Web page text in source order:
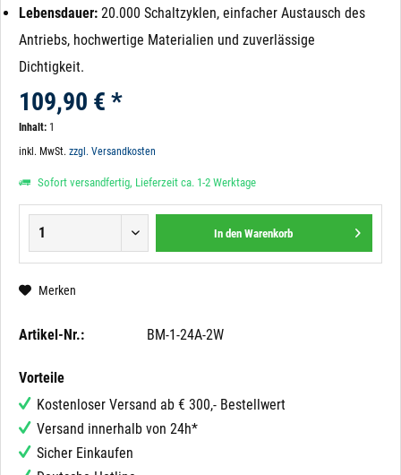
Lebensdauer: 20.000 Schaltzyklen, einfacher Austausch des
Antriebs, hochwertige Materialien und zuverlässige
Dichtigkeit.
109,90 € *
Inhalt: 1
inkl. MwSt. zzgl. Versandkosten
Sofort versandfertig, Lieferzeit ca. 1-2 Werktage
In den Warenkorb
Merken
Artikel-Nr.: BM-1-24A-2W
Vorteile
Kostenloser Versand ab € 300,- Bestellwert
Versand innerhalb von 24h*
Sicher Einkaufen